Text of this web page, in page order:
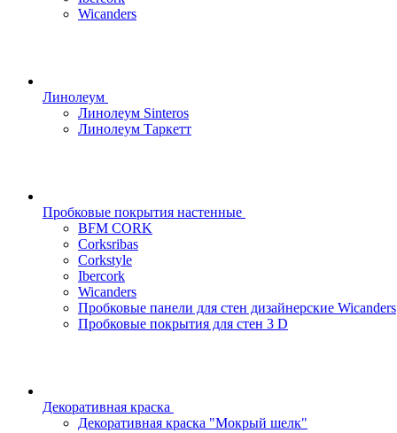
Wicanders
Линолеум
Линолеум Sinteros
Линолеум Таркетт
Пробковые покрытия настенные
BFM CORK
Corksribas
Corkstyle
Ibercork
Wicanders
Пробковые панели для стен дизайнерские Wicanders
Пробковые покрытия для стен 3 D
Декоративная краска
Декоративная краска "Мокрый шелк"